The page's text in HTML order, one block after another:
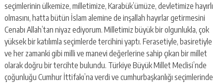
seçimlerinin ülkemize, milletimize, Karabük’ümüze, devletimize hayırlı
olmasını, hatta bütün İslam alemine de inşallah hayırlar getirmesini
Cenabı Allah’tan niyaz ediyorum. Milletimiz büyük bir olgunlukla, çok
yüksek bir katılımla seçimlerde tercihini yaptı. Ferasetiyle, basiretiyle
ve her zamanki gibi milli ve manevi değerlerine sahip çıkan bir millet
olarak doğru bir tercihte bulundu. Türkiye Büyük Millet Meclisi’nde
çoğunluğu Cumhur İttifakı’na verdi ve cumhurbaşkanlığı seçimlerinde